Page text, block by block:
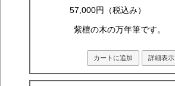
57,000円（税込み）
紫檀の木の万年筆です。
カートに追加 詳細表示